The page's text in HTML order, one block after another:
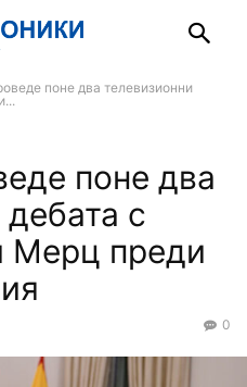
поне два телевизионни
поне два
с
Мерц преди
0